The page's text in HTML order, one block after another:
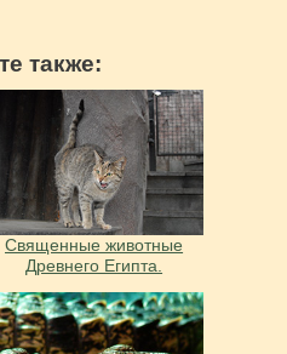
также:
Священные животные
Древнего Египта.